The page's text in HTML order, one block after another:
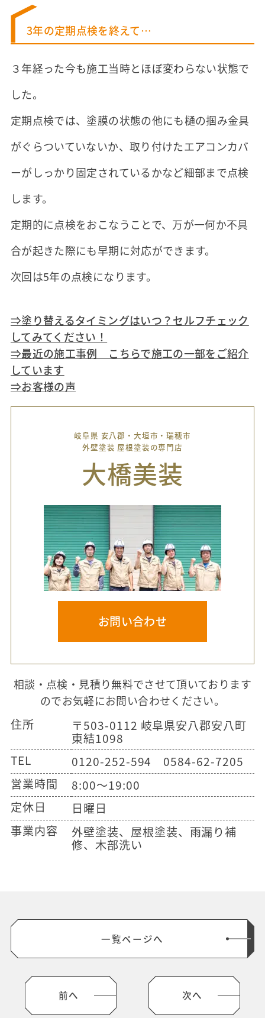
3年の定期点検を終えて…
３年経った今も施工当時とほぼ変わらない状態で
した。
定期点検では、塗膜の状態の他にも樋の掴み金具
がぐらついていないか、取り付けたエアコンカバ
ーがしっかり固定されているかなど細部まで点検
します。
定期的に点検をおこなうことで、万が一何か不具
合が起きた際にも早期に対応ができます。
次回は5年の点検になります。
⇒塗り替えるタイミングはいつ？セルフチェック
してみてください！
⇒最近の施工事例 こちらで施工の一部をご紹介
しています
⇒お客様の声
岐阜県 安八郡・大垣市・瑞穂市
外壁塗装 屋根塗装の専門店
大橋美装
お問い合わせ
相談・点検・見積り無料でさせて頂いております
のでお気軽にお問い合わせください。
住所 〒503-0112 岐阜県安八郡安八町
東結1098
TEL
0120-252-594 0584-62-7205
営業時間
8:00～19:00
定休日
日曜日
事業内容
外壁塗装、屋根塗装、雨漏り補
修、木部洗い
前へ
一覧ページへ
次へ